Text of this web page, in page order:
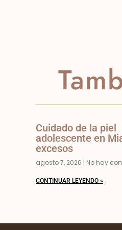
Cuidado de la piel
adolescente en
excesos
agosto 7, 2026 No hay
CONTINUAR LEYENDO »